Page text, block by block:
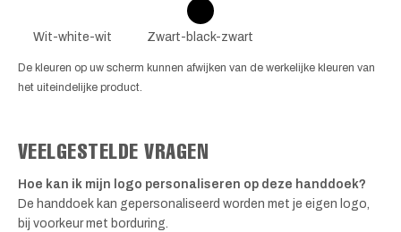
Wit-white-wit Zwart-black-zwart
De kleuren op uw scherm kunnen afwijken van de werkelijke kleuren van
het uiteindelijke product.
VEELGESTELDE VRAGEN
Hoe kan ik mijn logo personaliseren op deze handdoek?
De handdoek kan gepersonaliseerd worden met je eigen logo,
bij voorkeur met borduring.